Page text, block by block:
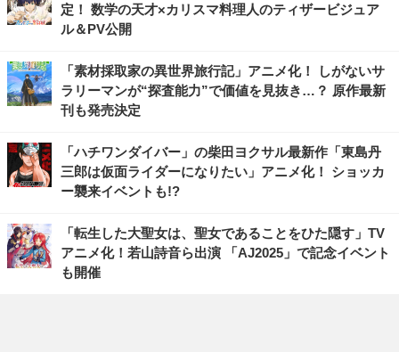
定！ 数学の天才×カリスマ料理人のティザービジュア
ル＆PV公開
「素材採取家の異世界旅行記」アニメ化！ しがないサ
ラリーマンが“探査能力”で価値を見抜き…？ 原作最新
刊も発売決定
「ハチワンダイバー」の柴田ヨクサル最新作「東島丹
三郎は仮面ライダーになりたい」アニメ化！ ショッカ
ー襲来イベントも!?
「転生した大聖女は、聖女であることをひた隠す」TV
アニメ化！若山詩音ら出演 「AJ2025」で記念イベント
も開催